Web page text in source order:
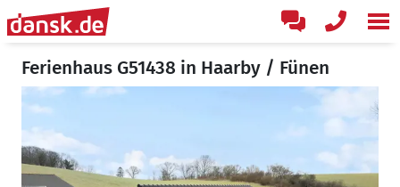
Ferienhaus G51438 in Haarby / Fünen